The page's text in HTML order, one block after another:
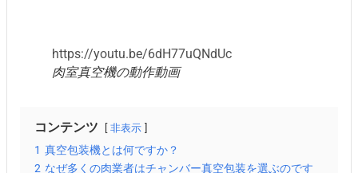
https://youtu.be/6dH77uQNdUc
肉室真空機の動作動画
コンテンツ 非表示
1 真空包装機とは何ですか？
2 なぜ多くの肉業者はチャンバー真空包装を選ぶのです